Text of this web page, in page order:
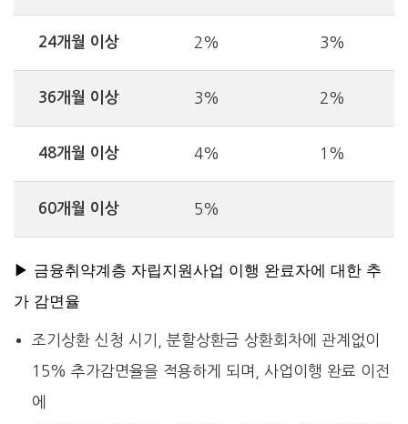
24개월 이상 2% 3%
36개월 이상 3% 2%
48개월 이상 4% 1%
60개월 이상 5%
▶ 금융취약계층 자립지원사업 이행 완료자에 대한 추
가 감면율
조기상환 신청 시기, 분할상환금 상환회차에 관계없이
15% 추가감면율을 적용하게 되며, 사업이행 완료 이전
에